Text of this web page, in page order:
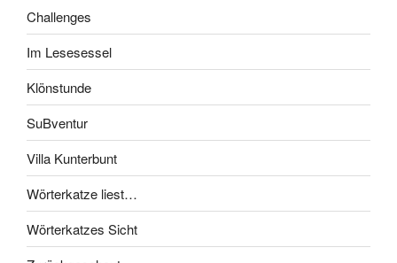
Challenges
Im Lesesessel
Klönstunde
SuBventur
Villa Kunterbunt
Wörterkatze liest…
Wörterkatzes Sicht